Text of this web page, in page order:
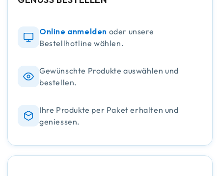
Online anmelden oder unsere
Bestellhotline wählen.
Gewünschte Produkte auswählen und
bestellen.
Ihre Produkte per Paket erhalten und
geniessen.